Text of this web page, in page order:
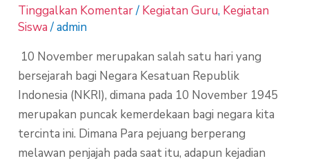
Tinggalkan Komentar/ Kegiatan Guru, Kegiatan
Siswa/admin
10 November merupakan salah satu hari yang
bersejarah bagi Negara Kesatuan Republik
Indonesia (NKRI), dimana pada 10 November 1945
merupakan puncak kemerdekaan bagi negara kita
tercinta ini. Dimana Para pejuang berperang
melawan penjajah pada saat itu, adapun kejadian